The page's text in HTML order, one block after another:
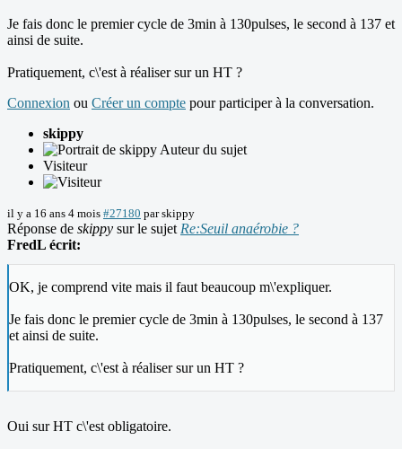
Je fais donc le premier cycle de 3min à 130pulses, le second à 137 et
ainsi de suite.
Pratiquement, c\'est à réaliser sur un HT ?
Connexion ou Créer un compte pour participer à la conversation.
skippy
Auteur du sujet
Visiteur
il y a 16 ans 4 mois #27180 parskippy
Réponse de skippy sur le sujet Re:Seuil anaérobie ?
FredL écrit:
OK, je comprend vite mais il faut beaucoup m\'expliquer.
Je fais donc le premier cycle de 3min à 130pulses, le second à 137
et ainsi de suite.
Pratiquement, c\'est à réaliser sur un HT ?
Oui sur HT c\'est obligatoire.